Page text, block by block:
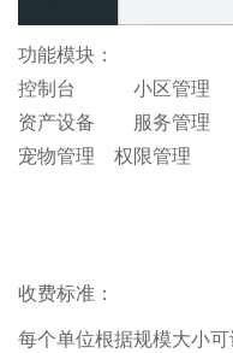
功能模块：
控制台 小区管理
资产设备 服务管
宠物管理 权限管理
收费标准：
每个单位根据规模大小